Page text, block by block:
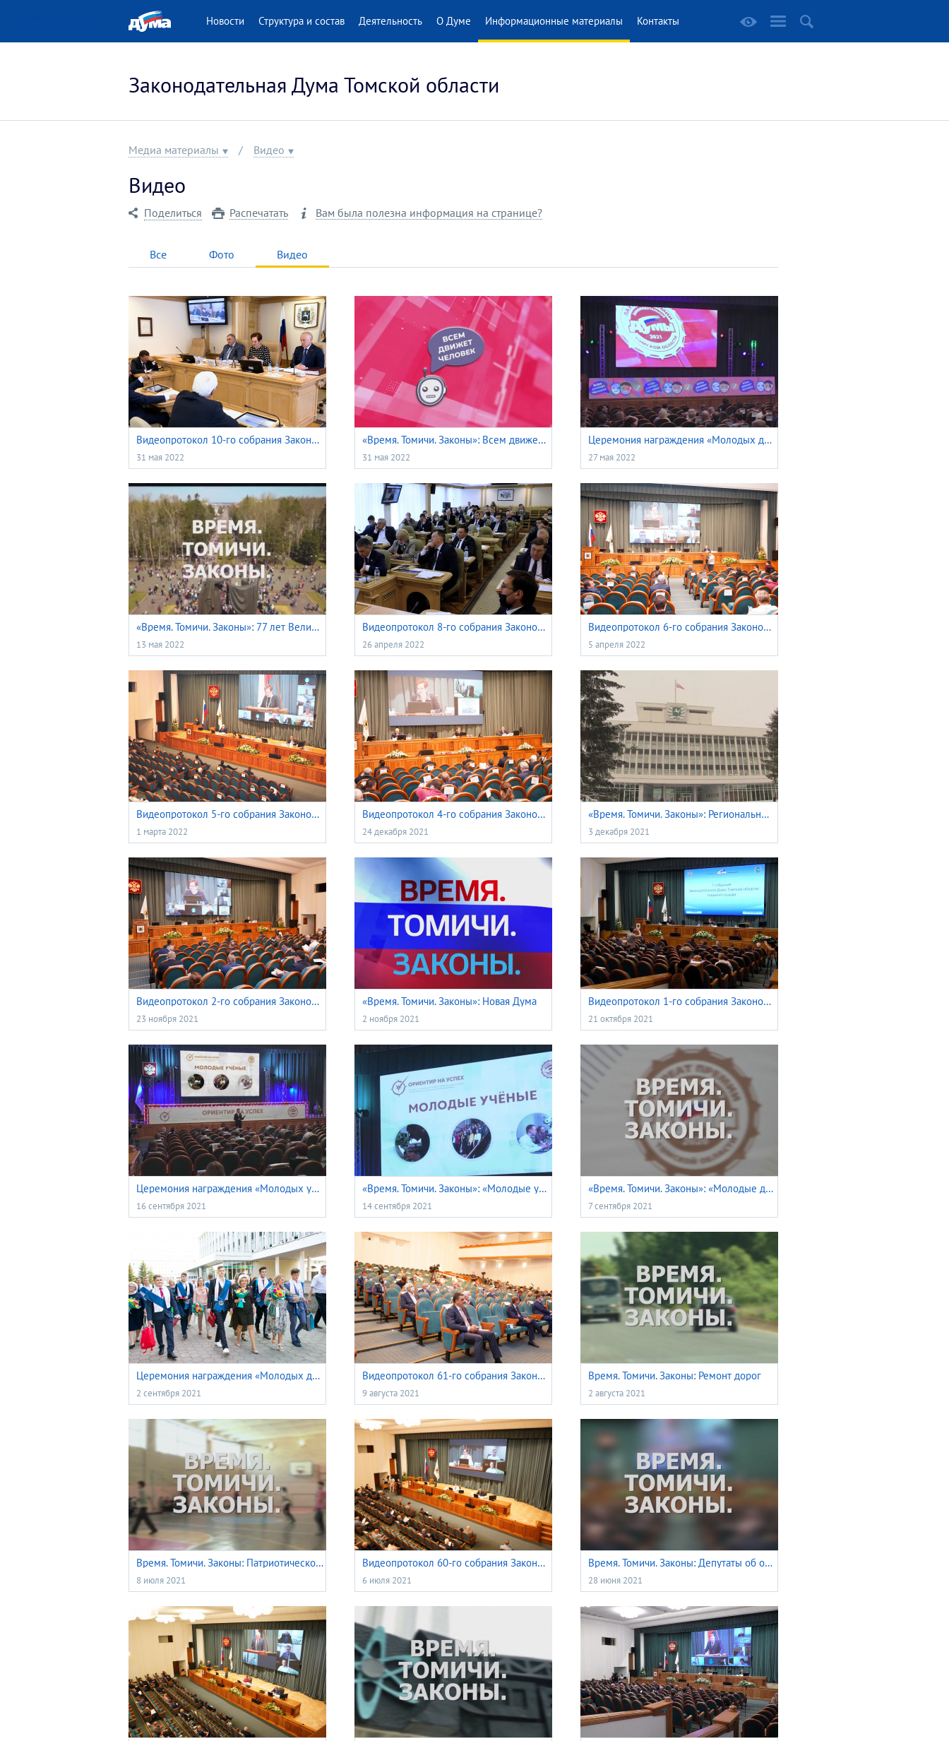
Новости Структура и состав Деятельность О Думе Информационные материалы Контакты
Законодательная Дума Томской области
Медиа материалы Видео
Видео
Поделиться Распечатать Вам была полезна информация на странице?
Все Фото Видео
Видеопротокол 10-го собрания Законодательной думы Томской области
31 мая 2022
«Время. Томичи. Законы»: Всем движет человек
31 мая 2022
Церемония награждения «Молодых дарований» – 2021
27 мая 2022
«Время. Томичи. Законы»: 77 лет Великой Победе
13 мая 2022
Видеопротокол 8-го собрания Законодательной думы Томской области
26 апреля 2022
Видеопротокол 6-го собрания Законодательной Думы Томской области
5 апреля 2022
Видеопротокол 5-го собрания Законодательной Думы Томской области VII созыва 24 февраля 2022 года
1 марта 2022
Видеопротокол 4-го собрания Законодательной Думы Томской области VII созыва 22 декабря 2022 года
24 декабря 2021
«Время. Томичи. Законы»: Региональный бюджет
3 декабря 2021
Видеопротокол 2-го собрания Законодательной думы Томской области VII созыва 18 ноября 2021 года
23 ноября 2021
«Время. Томичи. Законы»: Новая Дума
2 ноября 2021
Видеопротокол 1-го собрания Законодательной думы Томской области VII созыва 14 октября 2021 года
21 октября 2021
Церемония награждения «Молодых ученых» – 2020
16 сентября 2021
«Время. Томичи. Законы»: «Молодые ученые» – 2020
14 сентября 2021
«Время. Томичи. Законы»: «Молодые дарования» – 2020
7 сентября 2021
Церемония награждения «Молодых дарований» – 2020
2 сентября 2021
Видеопротокол 61-го собрания Законодательной думы Томской области VI созыва 1 июля 2021 года
9 августа 2021
Время. Томичи. Законы: Ремонт дорог
2 августа 2021
Время. Томичи. Законы: Патриотическое воспитание
8 июля 2021
Видеопротокол 60-го собрания Законодательной думы Томской области VI созыва 1 июля 2021 года
6 июля 2021
Время. Томичи. Законы: Депутаты об отчете губернатора
28 июня 2021